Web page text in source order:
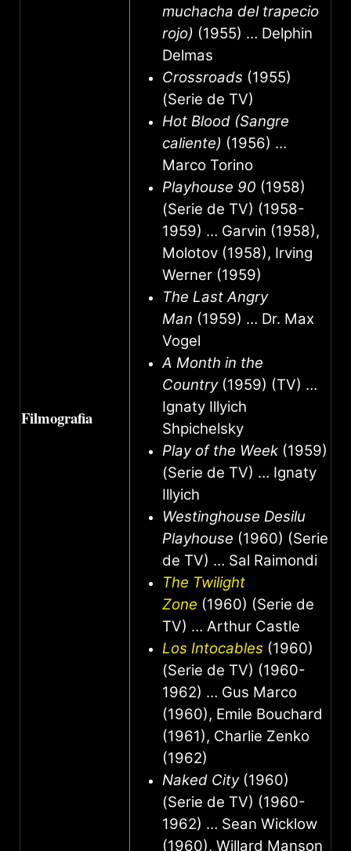
Filmografia
muchacha del trapecio
rojo) (1955) … Delphin
Delmas
Crossroads (1955)
(Serie de TV)
Hot Blood (Sangre
caliente) (1956) …
Marco Torino
Playhouse 90 (1958)
(Serie de TV) (1958-
1959) … Garvin (1958),
Molotov (1958), Irving
Werner (1959)
The Last Angry
Man (1959) … Dr. Max
Vogel
A Month in the
Country(1959) (TV) …
Ignaty Illyich
Shpichelsky
Play of the Week (1959)
(Serie de TV) … Ignaty
Illyich
Westinghouse Desilu
Playhouse (1960) (Serie
de TV) … Sal Raimondi
The Twilight
Zone (1960) (Serie de
TV) … Arthur Castle
Los Intocables (1960)
(Serie de TV) (1960-
1962) … Gus Marco
(1960), Emile Bouchard
(1961), Charlie Zenko
(1962)
Naked City(1960)
(Serie de TV) (1960-
1962) … Sean Wicklow
(1960), Willard Manson